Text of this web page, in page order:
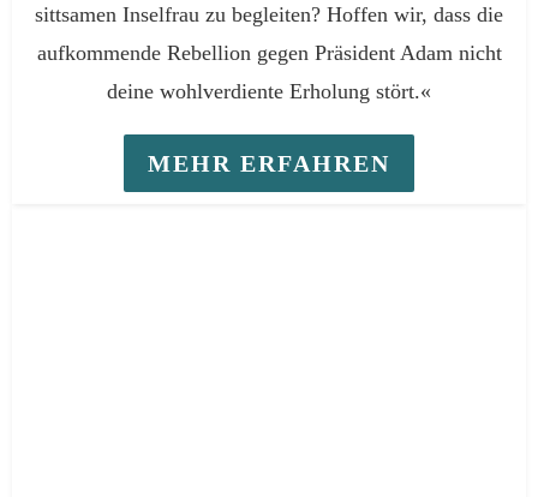
sittsamen Inselfrau zu begleiten? Hoffen wir, dass die
aufkommende Rebellion gegen Präsident Adam nicht
deine wohlverdiente Erholung stört.«
MEHR ERFAHREN